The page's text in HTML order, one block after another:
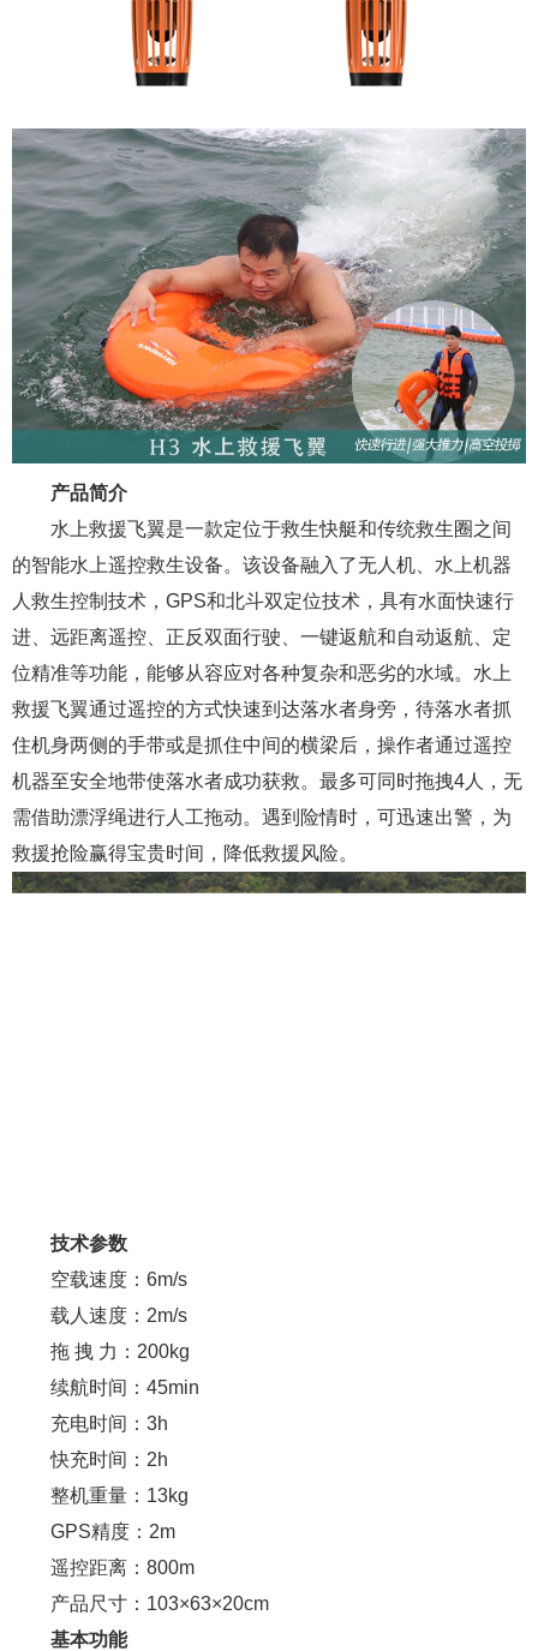
产品简介
水上救援飞翼是一款定位于救生快艇和传统救生圈之间
的智能水上遥控救生设备。该设备融入了无人机、水上机器
人救生控制技术，GPS和北斗双定位技术，具有水面快速行
进、远距离遥控、正反双面行驶、一键返航和自动返航、定
位精准等功能，能够从容应对各种复杂和恶劣的水域。水上
救援飞翼通过遥控的方式快速到达落水者身旁，待落水者抓
住机身两侧的手带或是抓住中间的横梁后，操作者通过遥控
机器至安全地带使落水者成功获救。最多可同时拖拽4人，无
需借助漂浮绳进行人工拖动。遇到险情时，可迅速出警，为
救援抢险赢得宝贵时间，降低救援风险。
技术参数
空载速度：6m/s
载人速度：2m/s
拖 拽 力：200kg
续航时间：45min
充电时间：3h
快充时间：2h
整机重量：13kg
GPS精度：2m
遥控距离：800m
产品尺寸：103×63×20cm
基本功能